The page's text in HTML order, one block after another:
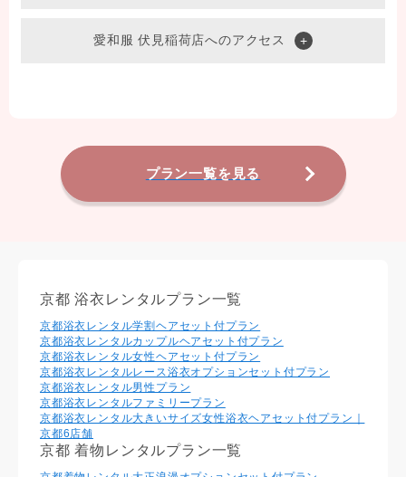
愛和服 伏見稲荷店へのアクセス
プラン一覧を見る
京都 浴衣レンタルプラン一覧
京都浴衣レンタル学割ヘアセット付プラン
京都浴衣レンタルカップルヘアセット付プラン
京都浴衣レンタル⼥性ヘアセット付プラン
京都浴衣レンタルレース浴衣オプションセット付プラン
京都浴衣レンタル男性プラン
京都浴衣レンタルファミリープラン
京都浴衣レンタル大きいサイズ女性浴衣ヘアセット付プラン｜
京都6店舗
京都 着物レンタルプラン一覧